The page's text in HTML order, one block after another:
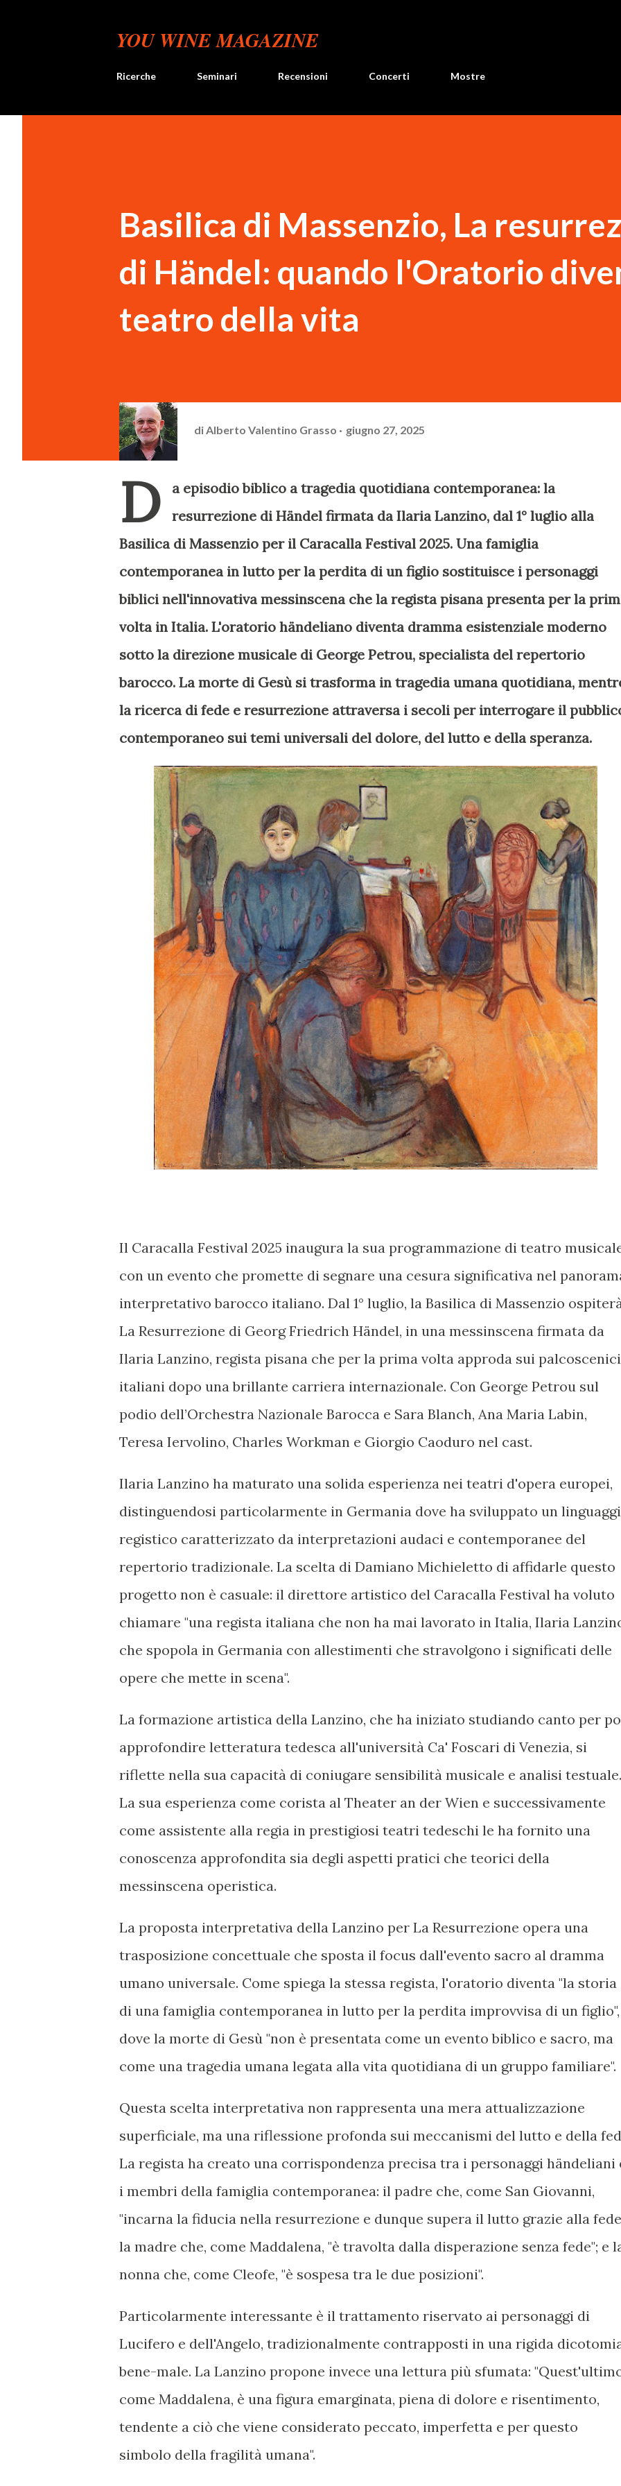
YOU WINE MAGAZINE
Ricerche Seminari Recensioni Concerti Mostre
Basilica di Massenzio, La
di Händel: quando l'Oratorio
teatro della vita
di Alberto Valentino Grasso giugno 27, 2025
D
a episodio biblico a tragedia quotidiana contemporanea: la
resurrezione di Händel firmata da Ilaria Lanzino, dal 1° luglio alla
Basilica di Massenzio per il Caracalla Festival 2025. Una famiglia
contemporanea in lutto per la perdita di un figlio sostituisce i personaggi
biblici nell'innovativa messinscena che la regista pisana presenta per la
volta in Italia. L'oratorio händeliano diventa dramma esistenziale moderno
sotto la direzione musicale di George Petrou, specialista del repertorio
barocco. La morte di Gesù si trasforma in tragedia umana quotidiana,
la ricerca di fede e resurrezione attraversa i secoli per interrogare il
contemporaneo sui temi universali del dolore, del lutto e della speranza.
Il Caracalla Festival 2025 inaugura la sua programmazione di teatro
con un evento che promette di segnare una cesura significativa nel
interpretativo barocco italiano. Dal 1° luglio, la Basilica di Massenzio
La Resurrezione di Georg Friedrich Händel, in una messinscena firmata da
Ilaria Lanzino, regista pisana che per la prima volta approda sui palcoscenici
italiani dopo una brillante carriera internazionale. Con George Petrou sul
podio dell’Orchestra Nazionale Barocca e Sara Blanch, Ana Maria Labin,
Teresa Iervolino, Charles Workman e Giorgio Caoduro nel cast.
Ilaria Lanzino ha maturato una solida esperienza nei teatri d'opera europei,
distinguendosi particolarmente in Germania dove ha sviluppato un
registico caratterizzato da interpretazioni audaci e contemporanee del
repertorio tradizionale. La scelta di Damiano Michieletto di affidarle questo
progetto non è casuale: il direttore artistico del Caracalla Festival ha voluto
chiamare "una regista italiana che non ha mai lavorato in Italia, Ilaria
che spopola in Germania con allestimenti che stravolgono i significati delle
opere che mette in scena".
La formazione artistica della Lanzino, che ha iniziato studiando canto per
approfondire letteratura tedesca all'università Ca' Foscari di Venezia, si
riflette nella sua capacità di coniugare sensibilità musicale e analisi testuale.
La sua esperienza come corista al Theater an der Wien e successivamente
come assistente alla regia in prestigiosi teatri tedeschi le ha fornito una
conoscenza approfondita sia degli aspetti pratici che teorici della
messinscena operistica.
La proposta interpretativa della Lanzino per La Resurrezione opera una
trasposizione concettuale che sposta il focus dall'evento sacro al dramma
umano universale. Come spiega la stessa regista, l'oratorio diventa "la storia
di una famiglia contemporanea in lutto per la perdita improvvisa di un figlio",
dove la morte di Gesù "non è presentata come un evento biblico e sacro, ma
come una tragedia umana legata alla vita quotidiana di un gruppo familiare".
Questa scelta interpretativa non rappresenta una mera attualizzazione
superficiale, ma una riflessione profonda sui meccanismi del lutto e della
La regista ha creato una corrispondenza precisa tra i personaggi händeliani
i membri della famiglia contemporanea: il padre che, come San Giovanni,
"incarna la fiducia nella resurrezione e dunque supera il lutto grazie alla
la madre che, come Maddalena, "è travolta dalla disperazione senza fede"; e
nonna che, come Cleofe, "è sospesa tra le due posizioni".
Particolarmente interessante è il trattamento riservato ai personaggi di
Lucifero e dell'Angelo, tradizionalmente contrapposti in una rigida
bene-male. La Lanzino propone invece una lettura più sfumata:
come Maddalena, è una figura emarginata, piena di dolore e risentimento,
tendente a ciò che viene considerato peccato, imperfetta e per questo
simbolo della fragilità umana".